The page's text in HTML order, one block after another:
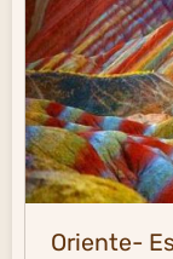
Oriente-